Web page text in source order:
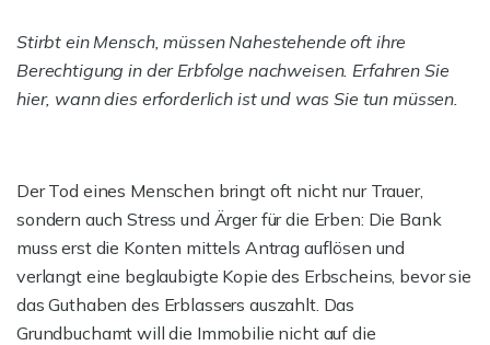
Stirbt ein Mensch, müssen Nahestehende oft ihre
Berechtigung in der Erbfolge nachweisen. Erfahren Sie
hier, wann dies erforderlich ist und was Sie tun müssen.
Der Tod eines Menschen bringt oft nicht nur Trauer,
sondern auch Stress und Ärger für die Erben: Die Bank
muss erst die Konten mittels Antrag auflösen und
verlangt eine beglaubigte Kopie des Erbscheins, bevor sie
das Guthaben des Erblassers auszahlt. Das
Grundbuchamt will die Immobilie nicht auf die